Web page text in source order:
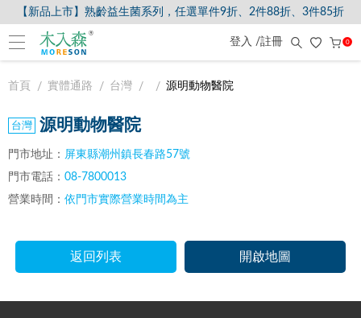
【新品上市】熟齡益生菌系列，任選單件9折、2件88折、3件85折
登入 /註冊 0
首頁 實體通路 台灣 源明動物醫院
源明動物醫院
門市地址： 屏東縣潮州鎮長春路57號
門市電話： 08-7800013
營業時間： 依門市實際營業時間為主
返回列表 開啟地圖